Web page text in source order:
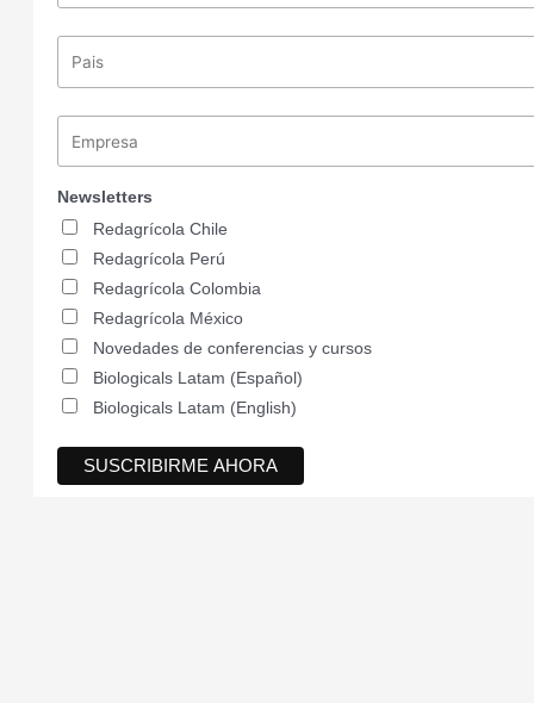
Newsletters
Redagrícola Chile
Redagrícola Perú
Redagrícola Colombia
Redagrícola México
Novedades de conferencias y cursos
Biologicals Latam (Español)
Biologicals Latam (English)